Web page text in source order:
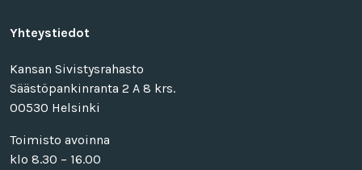
Yhteystiedot
Kansan Sivistysrahasto
Säästöpankinranta 2 A 8 krs.
00530 Helsinki
Toimisto avoinna
klo 8.30 – 16.00